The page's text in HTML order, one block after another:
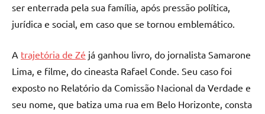
ser enterrada pela sua família, após pressão política,
jurídica e social, em caso que se tornou emblemático.
A trajetória de Zé já ganhou livro, do jornalista Samarone
Lima, e filme, do cineasta Rafael Conde. Seu caso foi
exposto no Relatório da Comissão Nacional da Verdade e
seu nome, que batiza uma rua em Belo Horizonte, consta